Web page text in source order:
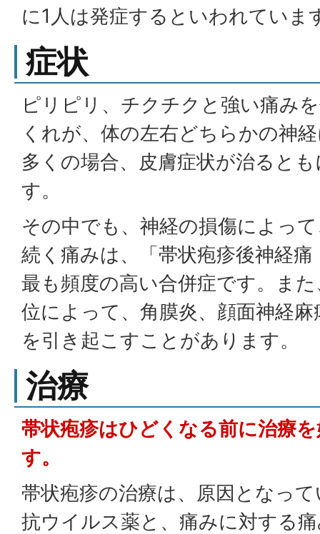
に1人は発症するといわれていま
症状
ピリピリ、チクチクと強い痛み
くれが、体の左右どちらかの神
多くの場合、皮膚症状が治ると
す。
その中でも、神経の損傷によっ
続く痛みは、「帯状疱疹後神経
最も頻度の高い合併症です。ま
位によって、角膜炎、顔面神経
を引き起こすことがあります。
治療
帯状疱疹はひどくなる前に治療
す。
帯状疱疹の治療は、原因となっ
抗ウイルス薬と、痛みに対する